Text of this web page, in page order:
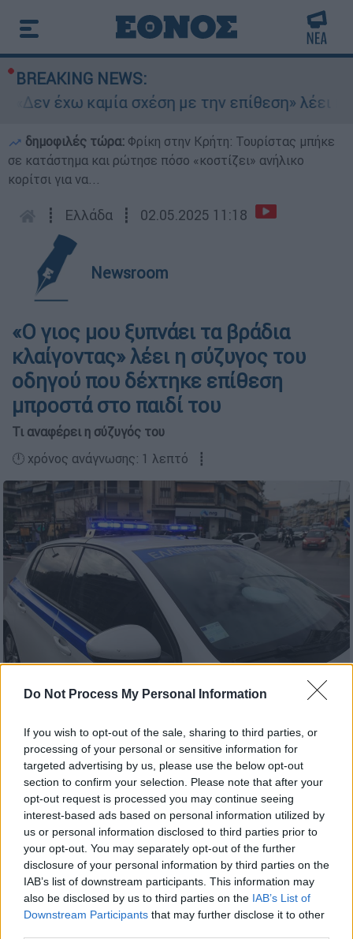
Do Not Process My Personal Information
If you wish to opt-out of the sale, sharing to third parties, or
processing of your personal or sensitive information for
targeted advertising by us, please use the below opt-out
section to confirm your selection. Please note that after your
opt-out request is processed you may continue seeing
interest-based ads based on personal information utilized by
us or personal information disclosed to third parties prior to
your opt-out. You may separately opt-out of the further
disclosure of your personal information by third parties on the
IAB’s list of downstream participants. This information may
also be disclosed by us to third parties on the IAB’s List of
Downstream Participants that may further disclose it to other
BREAKING NEWS:
έχω καμία σχέση με την επίθεση» λέει η
δημοφιλές τώρα: Φρίκη στην Κρήτη: Τουρίστας μπήκε
σε κατάστημα και ρώτησε πόσο «κοστίζει» ανήλικο
κορίτσι για να...
┋ Ελλάδα ┋ 02.05.2025 11:18
Newsroom
«Ο γιος μου ξυπνάει τα βράδια
κλαίγοντας» λέει η σύζυγος του
οδηγού που δέχτηκε επίθεση
μπροστά στο παιδί του
Τι αναφέρει η σύζυγός του
🕛 χρόνος ανάγνωσης: 1 λεπτό ┋
Προσθέστε το ΕΘΝΟΣ στη Google
Ένα σοκαριστικό περιστατικόσημειώθηκε
στο κέντρο τηςΘεσσαλονίκηςτην
περασμένη Δευτέρα (28/4), όταν ένας
γιατρός δέχτηκε επίθεση απότέσσερα
άτομα, ενώ στο αυτοκίνητο βρισκόταν ο γιος
του.
Το συμβάν έγινε στις 2 το μεσημέρι στη